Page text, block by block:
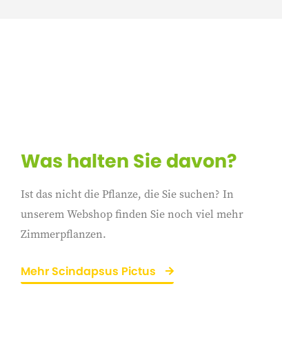
Was halten Sie davon?
Ist das nicht die Pflanze, die Sie suchen? In
unserem Webshop finden Sie noch viel mehr
Zimmerpflanzen.
Mehr Scindapsus Pictus